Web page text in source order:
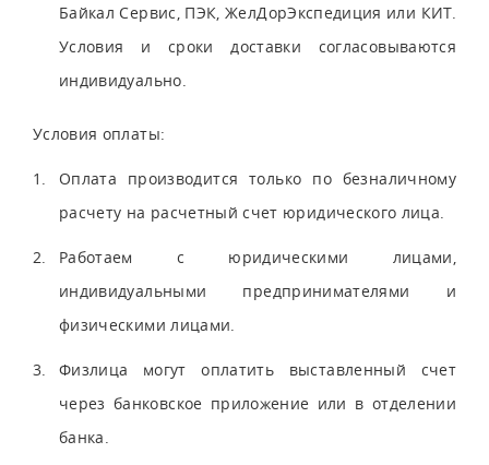
Байкал Сервис, ПЭК, ЖелДорЭкспедиция или КИТ.
Условия и сроки доставки согласовываются
индивидуально.
Условия оплаты:
Оплата производится только по безналичному
расчету на расчетный счет юридического лица.
Работаем с юридическими лицами,
индивидуальными предпринимателями и
физическими лицами.
Физлица могут оплатить выставленный счет
через банковское приложение или в отделении
банка.